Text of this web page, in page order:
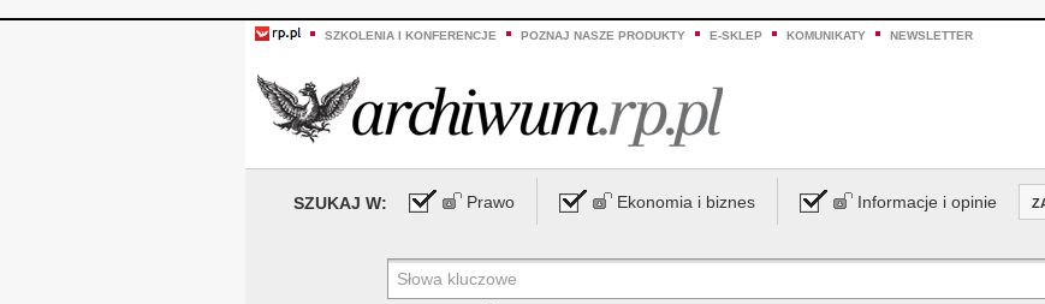
SZKOLENIA I KONFERENCJE POZNAJ NASZE PRODUKTY E-SKLEP KOMUNIKATY NEWSLETTER
SZUKAJ W: Prawo Ekonomia i biznes Informacje i opinie